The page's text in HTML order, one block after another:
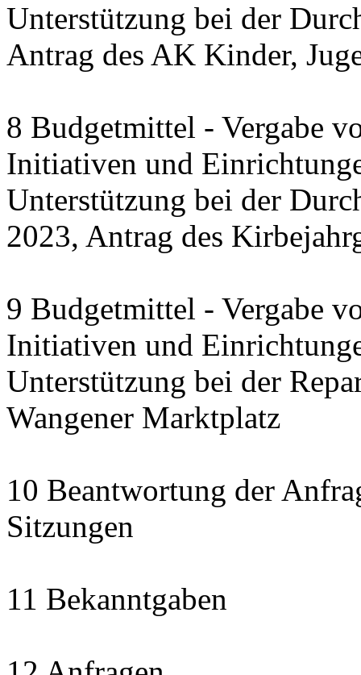
Unterstützung bei der
Antrag des AK Kinder,
8 Budgetmittel - Vergabe
Initiativen und
Unterstützung bei der
2023, Antrag des
9 Budgetmittel - Vergabe
Initiativen und
Unterstützung bei der
Wangener Marktplatz
10 Beantwortung der
Sitzungen
11 Bekanntgaben